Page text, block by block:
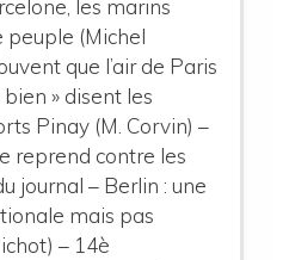
les marins
peuple (Michel
que l’air de Paris
» disent les
Pinay (M. Corvin) –
reprend contre les
journal – Berlin : une
mais pas
– 14è